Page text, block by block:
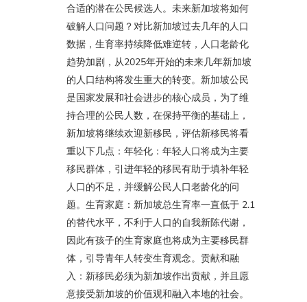
合适的潜在公民候选人。未来新加坡将如何
破解人口问题？对比新加坡过去几年的人口
数据，生育率持续降低难逆转，人口老龄化
趋势加剧，从2025年开始的未来几年新加坡
的人口结构将发生重大的转变。新加坡公民
是国家发展和社会进步的核心成员，为了维
持合理的公民人数，在保持平衡的基础上，
新加坡将继续欢迎新移民，评估新移民将看
重以下几点：年轻化：年轻人口将成为主要
移民群体，引进年轻的移民有助于填补年轻
人口的不足，并缓解公民人口老龄化的问
题。生育家庭：新加坡总生育率一直低于 2.1
的替代水平，不利于人口的自我新陈代谢，
因此有孩子的生育家庭也将成为主要移民群
体，引导青年人转变生育观念。贡献和融
入：新移民必须为新加坡作出贡献，并且愿
意接受新加坡的价值观和融入本地的社会。